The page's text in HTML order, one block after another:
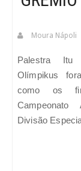
Moura Nápoli
Palestra
Olímpikus
como os
Campeonato
Divisão